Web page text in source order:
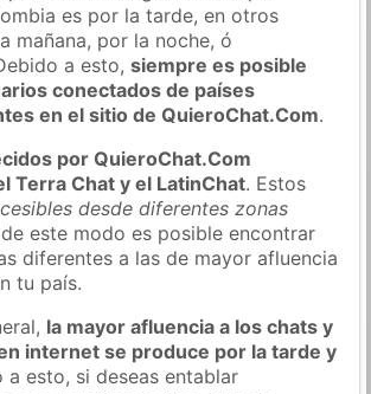
es por la tarde, en otros
mañana, por la noche, ó
a esto,siempre es posible
conectados de países
en el sitio de QuieroChat.Com.
por QuieroChat.Com
Terra Chat y el LatinChat. Estos
desde diferentes zonas
este modo es posible encontrar
diferentes a las de mayor afluencia
tu país.
la mayor afluencia a los chats y
internet se produce por la tarde y
a esto, si deseas entablar